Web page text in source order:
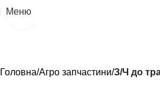
Меню
Головна Агро запчастини З/Ч до